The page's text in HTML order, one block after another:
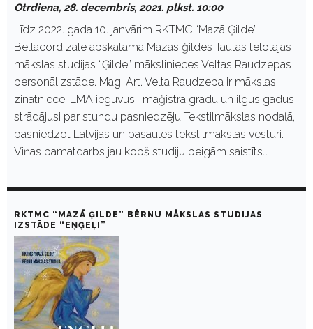
Otrdiena, 28. decembris, 2021. plkst. 10:00
Līdz 2022. gada 10. janvārim RKTMC “Mazā Ģilde”
Bellacord zālē apskatāma Mazās ģildes Tautas tēlotājas
mākslas studijas “Ģilde” mākslinieces Veltas Raudzepas
personālizstāde. Mag. Art. Velta Raudzepa ir mākslas
zinātniece, LMA ieguvusi maģistra grādu un ilgus gadus
strādājusi par stundu pasniedzēju Tekstilmākslas nodaļā,
pasniedzot Latvijas un pasaules tekstilmākslas vēsturi.
Viņas pamatdarbs jau kopš studiju beigām saistīts…
RKTMC “MAZĀ ĢILDE” BĒRNU MĀKSLAS STUDIJAS
IZSTĀDE “EŅĢEĻI”